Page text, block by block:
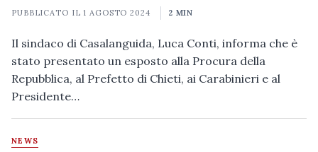
PUBBLICATO IL1 AGOSTO 2024 2 MIN
Il sindaco di Casalanguida, Luca Conti, informa che è
stato presentato un esposto alla Procura della
Repubblica, al Prefetto di Chieti, ai Carabinieri e al
Presidente…
NEWS